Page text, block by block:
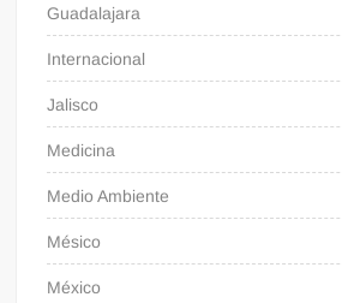
Guadalajara
Internacional
Jalisco
Medicina
Medio Ambiente
Mésico
México